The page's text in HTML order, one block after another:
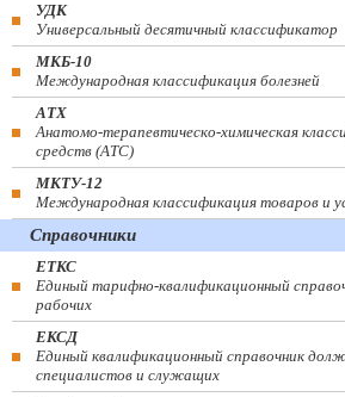
УДК
Универсальный десятичный классификатор
МКБ-10
Международная классификация болезней
АТХ
Анатомо-терапевтическо-химическая
средств (ATC)
МКТУ-12
Международная классификация товаров и
Справочники
ЕТКС
Единый тарифно-квалификационный
рабочих
ЕКСД
Единый квалификационный справочник
специалистов и служащих